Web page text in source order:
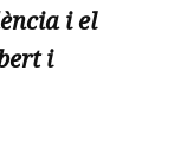
i el
i